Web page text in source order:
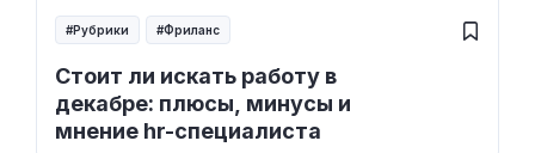
Стоит ли искать работу в
декабре: плюсы, минусы и
мнение hr-специалиста
Рубрики Фриланс